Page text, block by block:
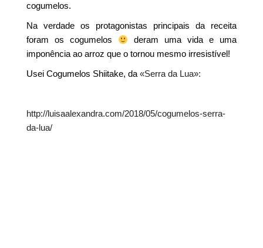
cogumelos.
Na verdade os protagonistas principais da receita
foram os cogumelos
deram uma vida e uma
imponência ao arroz que o tornou mesmo irresistível!
Usei Cogumelos Shiitake, da«Serra da Lua»:
http://luisaalexandra.com/2018/05/cogumelos-serra-
da-lua/